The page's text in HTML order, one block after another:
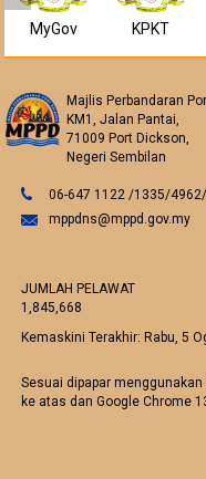
MyGov KPKT
Majlis Perbandaran
KM1, Jalan Pantai,
71009 Port Dickson,
Negeri Sembilan
06-647 1122 /1335/
mppdns@mppd.gov.my
JUMLAH PELAWAT
1,845,668
Kemaskini Terakhir:Rabu, 5
Sesuai dipapar
ke atas dan Google Chrome